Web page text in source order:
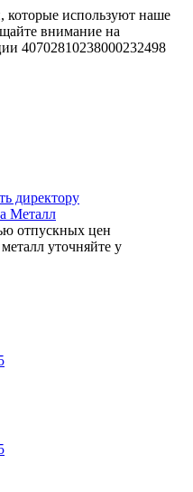
используют наше
внимание на
40702810238000232498
директору
отпускных цен
уточняйте у